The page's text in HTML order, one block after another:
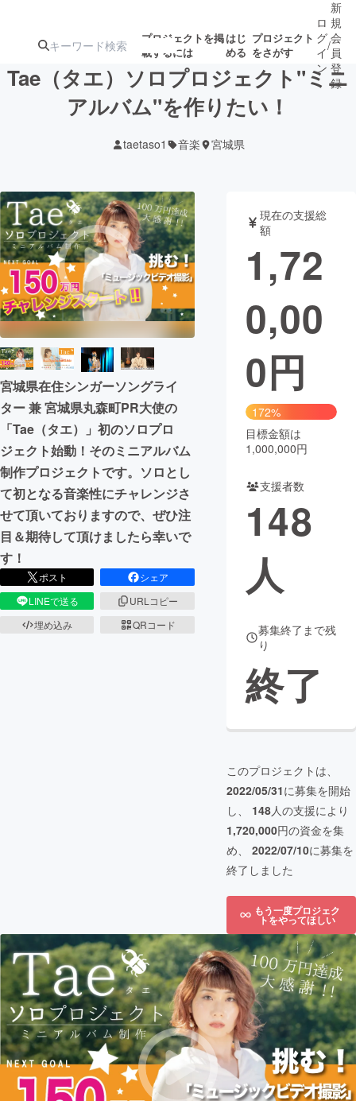
プロジェクトを掲
載するには
はじ
める
プロジェクト
をさがす
注目の新着プロ
ジェクト
募集終了が近いプ
ロジェクト
アート・写真 音楽
テクノロジー・ガジェット ゲーム・サ
映像・映画
ビジネス・起業
まちづくり・地域活性化
CAMPFIRE for Social Good
CAMPFIRE Creation
CAMPFIREふるさと納税machi-ya コミュニティ
ロ
グ
イ
ン
/
新
規
会
員
登
録
Tae（タエ）ソロプロジェクト"ミニ
アルバム"を作りたい！
taetaso1 音楽 宮城県
宮城県在住シンガーソングライ
ター 兼 宮城県丸森町PR大使の
「Tae（タエ）」初のソロプロ
ジェクト始動！そのミニアルバム
制作プロジェクトです。ソロとし
て初となる音楽性にチャレンジさ
せて頂いておりますので、ぜひ注
目＆期待して頂けましたら幸いで
す！
ポスト
シェア
LINEで送る
URLコピー
埋め込み
QRコード
現在の支援総
額
1,72
0,00
0円
172%
目標金額は
1,000,000円
支援者数
148
人
募集終了まで残
り
終了
このプロジェクトは、
2022/05/31に募集を開始
し、 148人の支援により
1,720,000円の資金を集
め、 2022/07/10に募集を
終了しました
もう一度プロジェク
トをやってほしい